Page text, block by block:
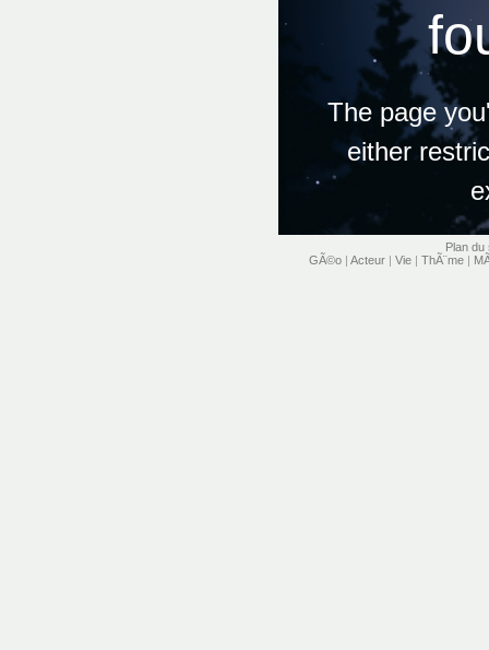
Plan du
GÃ©o | Acteur | Vie | ThÃ¨me |